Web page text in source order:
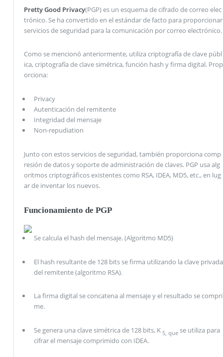
Pretty Good Privacy(PGP) es un esquema de cifrado de correo elec
trónico. Se ha convertido en el estándar de facto para proporcionar
servicios de seguridad para la comunicación por correo electrónico.
Como se mencionó anteriormente, utiliza criptografía de clave públ
ica, criptografía de clave simétrica, función hash y firma digital. Prop
orciona:
Privacy
Autenticación del remitente
Integridad del mensaje
Non-repudiation
Junto con estos servicios de seguridad, también proporciona comp
resión de datos y soporte de administración de claves. PGP usa alg
oritmos criptográficos existentes como RSA, IDEA, MD5, etc., en lug
ar de inventar los nuevos.
Funcionamiento de PGP
Se calcula el hash del mensaje. (Algoritmo MD5)
El hash resultante de 128 bits se firma utilizando la clave privada
del remitente (algoritmo RSA).
La firma digital se concatena al mensaje y el resultado se compri
me.
Se genera una clave simétrica de 128 bits, K S, que se utiliza para
cifrar el mensaje comprimido con IDEA.